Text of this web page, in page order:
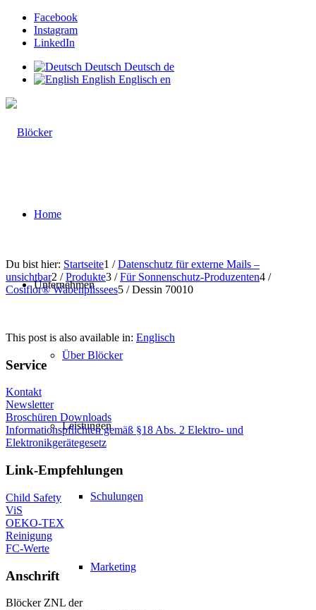
Facebook
Instagram
LinkedIn
Deutsch Deutsch de
English Englisch en
Home
Unternehmen
Über Blöcker
Leistungen
Schulungen
Marketing
Du bist hier: Startseite1 / Datenschutz für externe Mails –
unsichtbar2 / Produkte3 / Für Sonnenschutz-Produzenten4 /
Cosiflor® Wabenplissees5 / Dessin 70010
This post is also available in: Englisch
Service
Kontakt
Newsletter
Broschüren Downloads
Informationspflichten gemäß §18 Abs. 2 Elektro- und
Elektronikgerätegesetz
Link-Empfehlungen
Child Safety
ViS
OEKO-TEX
Reinigung
FC-Werte
Anschrift
Blöcker ZNL der